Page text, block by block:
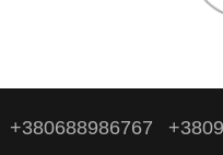
+380688986767